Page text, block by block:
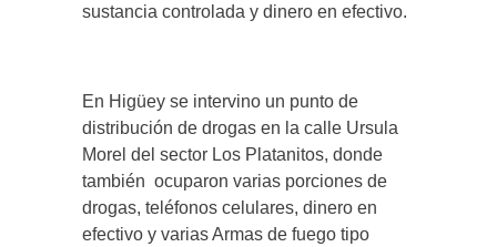
sustancia controlada y dinero en efectivo.
En Higüey se intervino un punto de
distribución de drogas en la calle Ursula
Morel del sector Los Platanitos, donde
también ocuparon varias porciones de
drogas, teléfonos celulares, dinero en
efectivo y varias Armas de fuego tipo